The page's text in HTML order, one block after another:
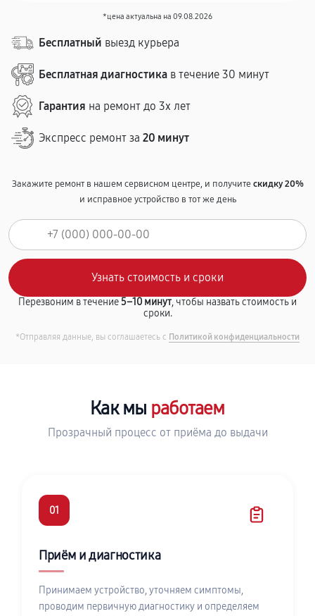
*цена актуальна на 09.08.2026
Бесплатный выезд курьера
Бесплатная диагностика в течение 30 минут
Гарантия на ремонт до 3х лет
Экспресс ремонт за 20 минут
Закажите ремонт в нашем сервисном центре, и получитескидку 20%
и исправное устройство в тот же день
Перезвоним в течение5–10 минут, чтобы назвать стоимость и
сроки.
*Отправляя данные, вы соглашаетесь с Политикой конфиденциальности
Как мы работаем
Прозрачный процесс от приёма до выдачи
01
Приём и диагностика
Принимаем устройство, уточняем симптомы,
проводим первичную диагностику и определяем